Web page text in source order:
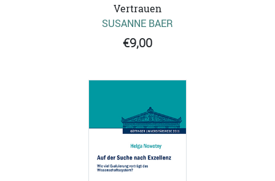
Vertrauen
SUSANNE BAER
€9,00